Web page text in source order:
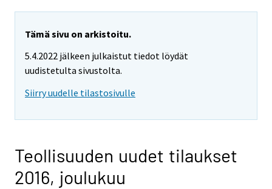
Tämä sivu on arkistoitu.
5.4.2022 jälkeen julkaistut tiedot löydät
uudistetulta sivustolta.
Siirry uudelle tilastosivulle
Teollisuuden uudet tilaukset
2016, joulukuu